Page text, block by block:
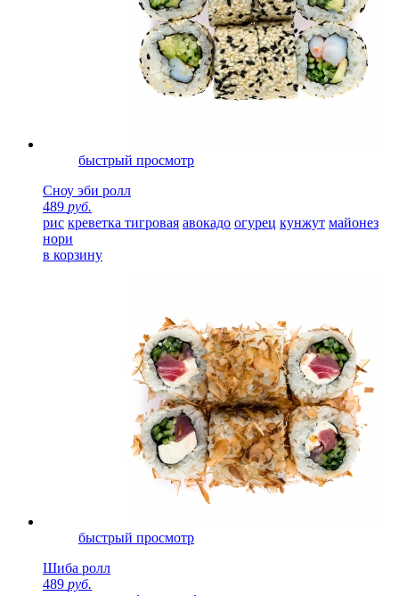
быстрый просмотр
Сноу эби ролл
489 руб.
рис креветка тигровая авокадо огурец кунжут майонез
нори
в корзину
быстрый просмотр
Шиба ролл
489 руб.